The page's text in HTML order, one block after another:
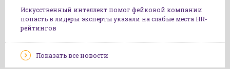
Искусственный интеллект помог фейковой компании
попасть в лидеры: эксперты указали на слабые места HR-
рейтингов
Показать все новости